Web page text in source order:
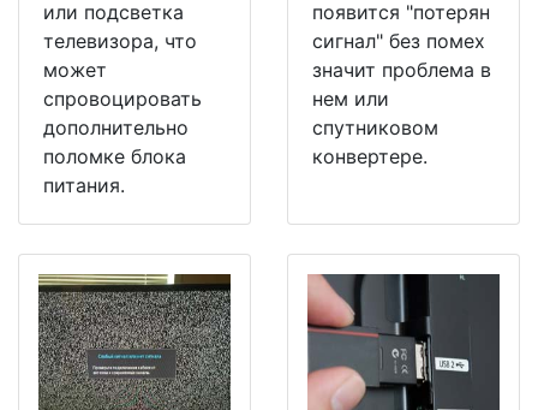
или подсветка
телевизора, что
может
спровоцировать
дополнительно
поломке блока
питания.
появится "потерян
сигнал" без помех
значит проблема в
нем или
спутниковом
конвертере.